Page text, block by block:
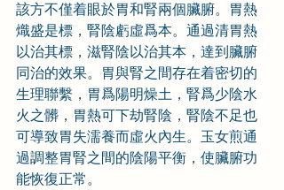
該方不僅着眼於胃和腎兩個臟腑。胃熱
熾盛是標，腎陰虧虛爲本。通過清胃熱
以治其標，滋腎陰以治其本，達到臟腑
同治的效果。胃與腎之間存在着密切的
生理聯繫，胃爲陽明燥土，腎爲少陰水
火之髒，胃熱可下劫腎陰，腎陰不足也
可導致胃失濡養而虛火內生。玉女煎通
過調整胃腎之間的陰陽平衡，使臟腑功
能恢復正常。